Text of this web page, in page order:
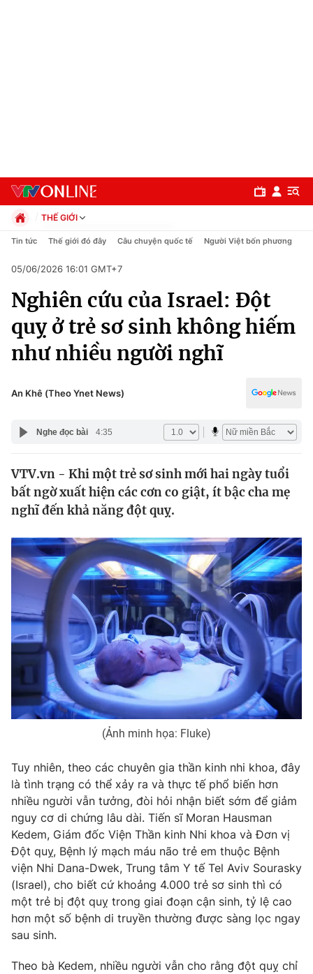
Chuyên mục
Chính trị
Xã hội
Pháp luật
Y tế
Thế giới
Tin tức
Thế giới đó đây
Câu chuyện quốc tế
Kinh tế
Tài chính
Thị trường
Góc doanh nghiệp
Dữ liệu và đời sống
Truyền hình
Phim VTV
Hậu trường
Nhân vật
Khán giả
Giải trí
Điện ảnh
Âm nhạc
Đời sống
Du lịch
Chất lượng cuộc sống
Giáo dục
Học trực tuyến
Công nghệ
Hitech Công nghệ tương lai
Sản phẩm
Thị trường
Tư vấn
Giao lưu trực tuyến
Lịch phát sóng
Chuyên mục khác
Emagazine Podcast
Photo Infographic
THẾ GIỚI
Chính trị
Pháp luật
Kinh tế
Thể thao
Truyền hình
Văn hóa - Giải trí
Công nghệ
Tin tức Thế giới đó đây Câu chuyện quốc tế Người Việt bốn phương
05/06/2026 16:01 GMT+7
Nghiên cứu của Israel: Đột
quỵ ở trẻ sơ sinh không hiếm
như nhiều người nghĩ
An Khê (Theo Ynet News)
Nghe đọc bài 4:35
VTV.vn - Khi một trẻ sơ sinh mới hai ngày tuổi
bất ngờ xuất hiện các cơn co giật, ít bậc cha mẹ
nghĩ đến khả năng đột quỵ.
(Ảnh minh họa: Fluke)
Tuy nhiên, theo các chuyên gia thần kinh nhi khoa, đây
là tình trạng có thể xảy ra và thực tế phổ biến hơn
nhiều người vẫn tưởng, đòi hỏi nhận biết sớm để giảm
nguy cơ di chứng lâu dài. Tiến sĩ Moran Hausman
Kedem, Giám đốc Viện Thần kinh Nhi khoa và Đơn vị
Đột quỵ, Bệnh lý mạch máu não trẻ em thuộc Bệnh
viện Nhi Dana-Dwek, Trung tâm Y tế Tel Aviv Sourasky
(Israel), cho biết cứ khoảng 4.000 trẻ sơ sinh thì có
một trẻ bị đột quỵ trong giai đoạn cận sinh, tỷ lệ cao
hơn một số bệnh di truyền thường được sàng lọc ngay
sau sinh.
Theo bà Kedem, nhiều người vẫn cho rằng đột quỵ chỉ